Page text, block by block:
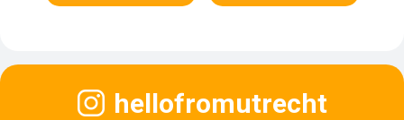
hellofromutrecht